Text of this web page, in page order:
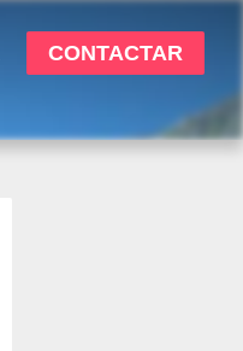
CONTACTAR